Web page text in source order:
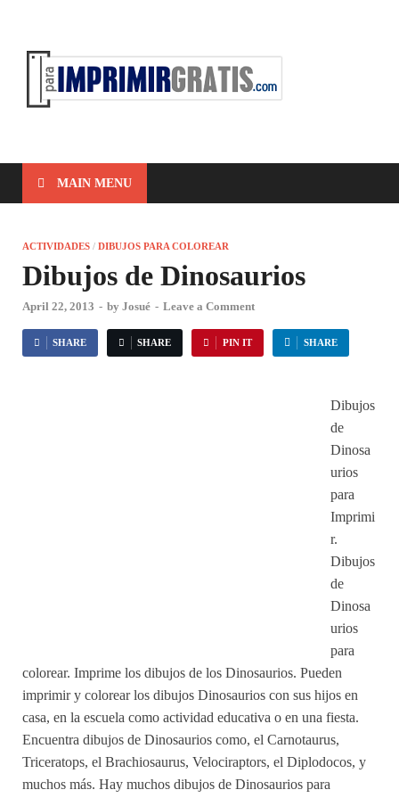
MAIN MENU
ACTIVIDADES / DIBUJOS PARA COLOREAR
Dibujos de Dinosaurios
April 22, 2013 - by Josué - Leave a Comment
SHARE SHARE PIN IT SHARE
Dibujos
de
Dinosa
urios
para
Imprimi
r.
Dibujos
de
Dinosa
urios
para
colorear. Imprime los dibujos de los Dinosaurios. Pueden
imprimir y colorear los dibujos Dinosaurios con sus hijos en
casa, en la escuela como actividad educativa o en una fiesta.
Encuentra dibujos de Dinosaurios como, el Carnotaurus,
Triceratops, el Brachiosaurus, Velociraptors, el Diplodocos, y
muchos más. Hay muchos dibujos de Dinosaurios para